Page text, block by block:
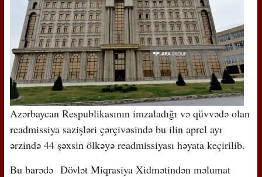
Azərbaycan Respublikasının imzaladığı və qüvvədə olan
readmissiya sazişləri çərçivəsində bu ilin aprel ayı
ərzində 44 şəxsin ölkəyə readmissiyası həyata keçirilib.
Bu barədə Dövlət Miqrasiya Xidmətindən məlumat